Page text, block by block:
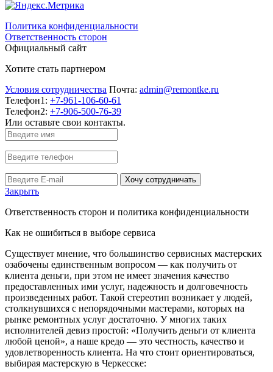
Политика конфиденциальности
Ответственность сторон
Официальный сайт
Хотите стать партнером
Условия сотрудничества Почта: admin@remontke.ru
Телефон1: +7-961-106-60-61
Телефон2: +7-906-500-76-39
Или оставьте свои контакты.
Хочу сотрудничать
Закрыть
Ответственность сторон и политика конфиденциальности
Как не ошибиться в выборе сервиса
Существует мнение, что большинство сервисных мастерских
озабочены единственным вопросом — как получить от
клиента деньги, при этом не имеет значения качество
предоставленных ими услуг, надежность и долговечность
произведенных работ. Такой стереотип возникает у людей,
столкнувшихся с непорядочными мастерами, которых на
рынке ремонтных услуг достаточно. У многих таких
исполнителей девиз простой: «Получить деньги от клиента
любой ценой», а наше кредо — это честность, качество и
удовлетворенность клиента. На что стоит ориентироваться,
выбирая мастерскую в Черкесске: